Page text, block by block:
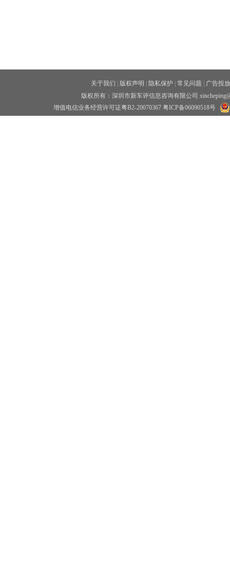
关于我们 版权声明 隐私保护 常见问题
广告投放
版权所有：深圳市新车评信息咨询有限公司
增值电信业务经营许可证粤B2-20070367 粤ICP备06090518号